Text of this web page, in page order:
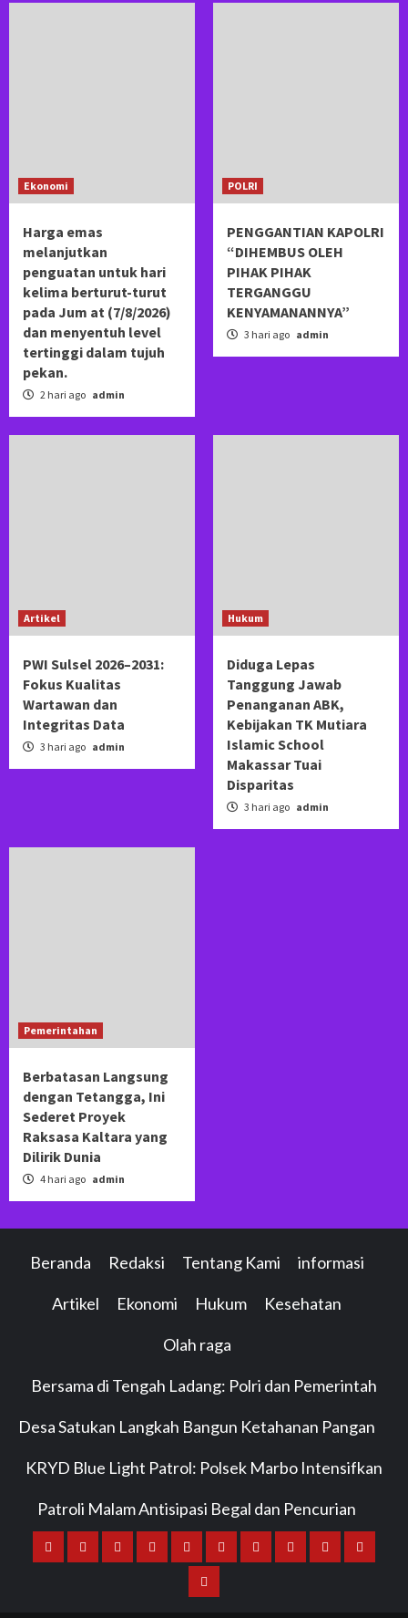
Ekonomi
Harga emas
melanjutkan
penguatan untuk hari
kelima berturut-turut
pada Jum at (7/8/2026)
dan menyentuh level
tertinggi dalam tujuh
pekan.
2 hari ago admin
POLRI
PENGGANTIAN KAPOLRI
“DIHEMBUS OLEH
PIHAK PIHAK
TERGANGGU
KENYAMANANNYA”
3 hari ago admin
Artikel
PWI Sulsel 2026–2031:
Fokus Kualitas
Wartawan dan
Integritas Data
3 hari ago admin
Hukum
Diduga Lepas
Tanggung Jawab
Penanganan ABK,
Kebijakan TK Mutiara
Islamic School
Makassar Tuai
Disparitas
3 hari ago admin
Pemerintahan
Berbatasan Langsung
dengan Tetangga, Ini
Sederet Proyek
Raksasa Kaltara yang
Dilirik Dunia
4 hari ago admin
Beranda Redaksi Tentang Kami informasi
Artikel Ekonomi Hukum Kesehatan
Olah raga
Bersama di Tengah Ladang: Polri dan Pemerintah
Desa Satukan Langkah Bangun Ketahanan Pangan
KRYD Blue Light Patrol: Polsek Marbo Intensifkan
Patroli Malam Antisipasi Begal dan Pencurian
BerandaRedaksiTentanginformasiArtikelEkonomiHukumKesehatan
Olah Bersama
KRYD